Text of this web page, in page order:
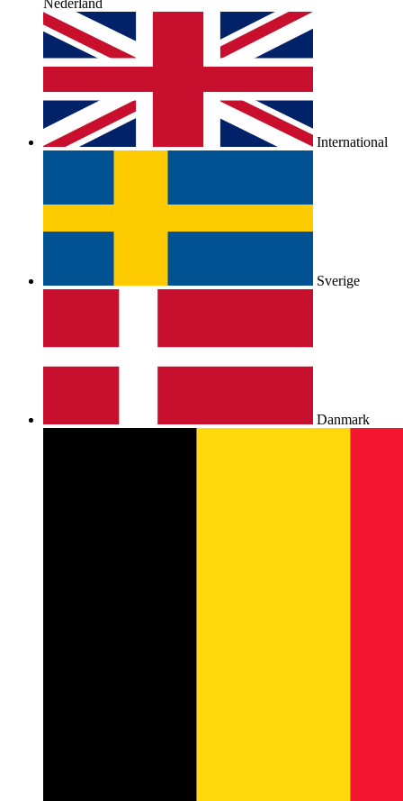
Nederland
International
Sverige
Danmark